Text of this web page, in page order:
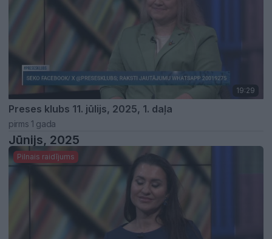
19:29
Preses klubs 11. jūlijs, 2025, 1. daļa
pirms 1 gada
Jūnijs, 2025
Pilnais raidījums